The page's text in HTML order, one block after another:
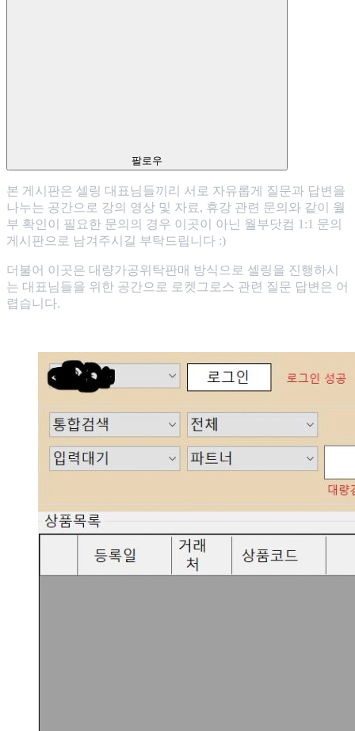
팔로우
본 게시판은 셀링 대표님들끼리 서로 자유롭게 질문과 답변을
나누는 공간으로 강의 영상 및 자료, 휴강 관련 문의와 같이 월
부 확인이 필요한 문의의 경우 이곳이 아닌 월부닷컴 1:1 문의
게시판으로 남겨주시길 부탁드립니다 :)
더불어 이곳은 대량가공위탁판매 방식으로 셀링을 진행하시
는 대표님들을 위한 공간으로 로켓그로스 관련 질문 답변은 어
렵습니다.